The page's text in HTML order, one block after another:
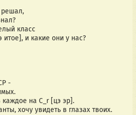
решал,
класс
и какие они у нас?
-
на C_r [цэ эр].
хочу увидеть в глазах твоих.